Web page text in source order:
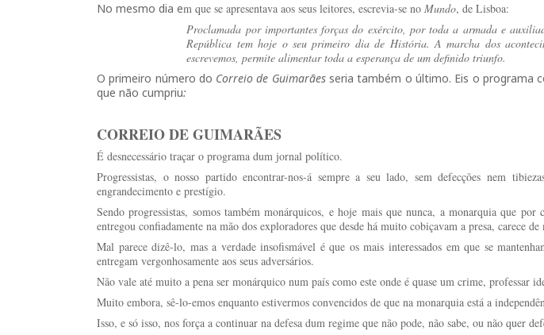
No mesmo dia em que se apresentava aos seus leitores, escrevia-se no Mundo, de Lisboa:
Proclamada por importantes forças do exército, por toda a armada e
República tem hoje o seu primeiro dia de História. A marcha dos
escrevemos, permite alimentar toda a esperança de um definido triunfo.
O primeiro número do Correio de Guimarãesseria também o último. Eis o programa
que não cumpriu:
CORREIO DE GUIMARÃES
É desnecessário traçar o programa dum jornal político.
Progressistas, o nosso partido encontrar-nos-á sempre a seu lado, sem defecções nem
engrandecimento e prestígio.
Sendo progressistas, somos também monárquicos, e hoje mais que nunca, a monarquia que por
entregou confiadamente na mão dos exploradores que desde há muito cobiçavam a presa, carece de
Mal parece dizê-lo, mas a verdade insofismável é que os mais interessados em que se
entregam vergonhosamente aos seus adversários.
Não vale até muito a pena ser monárquico num país como este onde é quase um crime, professar
Muito embora, sê-lo-emos enquanto estivermos convencidos de que na monarquia está a
Isso, e só isso, nos força a continuar na defesa dum regime que não pode, não sabe, ou não quer